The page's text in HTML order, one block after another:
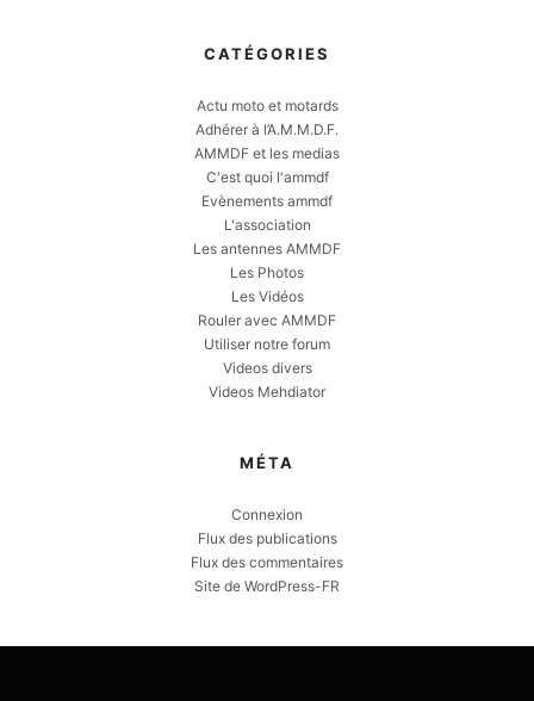
CATÉGORIES
Actu moto et motards
Adhérer à l’A.M.M.D.F.
AMMDF et les medias
C'est quoi l'ammdf
Evènements ammdf
L'association
Les antennes AMMDF
Les Photos
Les Vidéos
Rouler avec AMMDF
Utiliser notre forum
Videos divers
Videos Mehdiator
MÉTA
Connexion
Flux des publications
Flux des commentaires
Site de WordPress-FR